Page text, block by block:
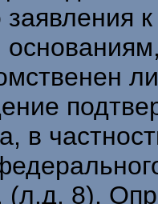
заявления
в
(л.д. 8),